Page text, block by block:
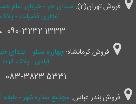
فروش تهران(2):
میدان حر - خیابان امام
تجاری فضیلت - پلاک ۱۷
090-3232 1333
فروش کرمانشاه:چهارره سیلو - ابتدای
آبادی - پلاک 1016
083-3823 5331
فروش بندر عباس: مجتمع ستاره شهر - طبقه